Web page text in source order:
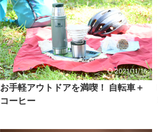
2021/11/16
お手軽アウトドアを満喫！ 自転車＋
コーヒー